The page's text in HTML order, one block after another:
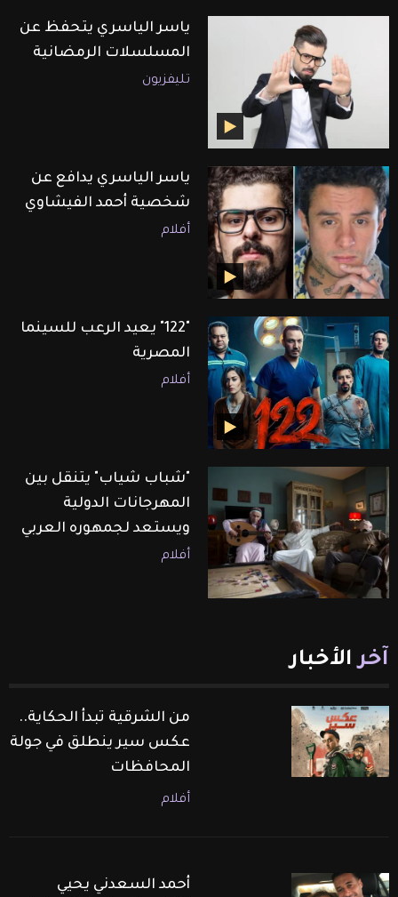
ياسر الياسري يتحفظ عن
المسلسلات الرمضانية
تليفزيون
ياسر الياسري يدافع عن
شخصية أحمد الفيشاوي
أفلام
"122" يعيد الرعب للسينما
المصرية
أفلام
"شباب شياب" يتنقل بين
المهرجانات الدولية
ويستعد لجمهوره العربي
أفلام
آخر الأخبار
من الشرقية تبدأ الحكاية..
عكس سير ينطلق في جولة
المحافظات
أفلام
أحمد السعدني يحيي